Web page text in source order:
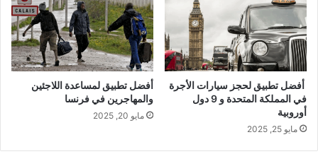
أفضل تطبيق لحجز سيارات الأجرة
في المملكة المتحدة و 9 دول
أوروبية
مايو 25, 2025
أفضل تطبيق لمساعدة اللاجئين
والمهاجرين في فرنسا
مايو 20, 2025